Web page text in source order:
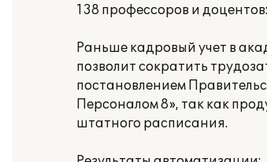
138 профессоров и
Раньше кадровый учет в
позволит сократить
постановлением
Персоналом 8», так как
штатного расписания.